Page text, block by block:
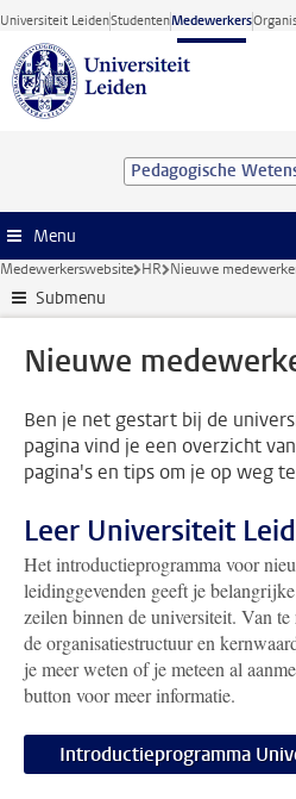
Ga direct naar de inhoud
Universiteit LeidenStudentenMedewerkers
Pedagogische
Menu
Medewerkerswebsite HR Nieuwe
Submenu
Nieuwe
Ben je net gestart bij de
pagina vind je een overzicht
pagina's en tips om je op weg
Leer Universiteit
Het introductieprogramma voor
leidinggevenden geeft je
zeilen binnen de universiteit. Van
de organisatiestructuur en
je meer weten of je meteen al
button voor meer informatie.
Introductieprogramma